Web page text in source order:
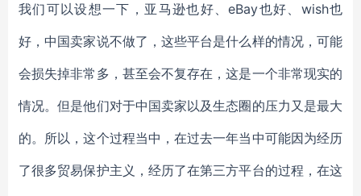
我们可以设想一下，亚马逊也好、eBay也好、wish也
好，中国卖家说不做了，这些平台是什么样的情况，可能
会损失掉非常多，甚至会不复存在，这是一个非常现实的
情况。但是他们对于中国卖家以及生态圈的压力又是最大
的。所以，这个过程当中，在过去一年当中可能因为经历
了很多贸易保护主义，经历了在第三方平台的过程，在这